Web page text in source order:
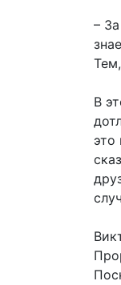
–
В
это